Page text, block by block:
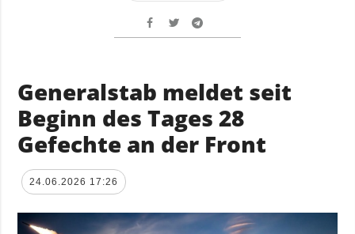
Generalstab meldet seit
Beginn des Tages 28
Gefechte an der Front
24.06.2026 17:26